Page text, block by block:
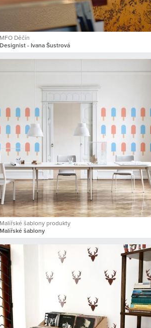
MFO Děčín
Designist - Ivana Šustrová
Malířské šablony produkty
Malířské šablony